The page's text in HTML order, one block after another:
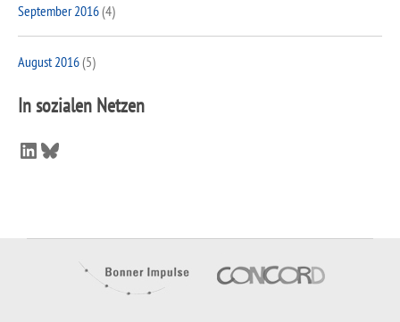
September 2016(4)
August 2016(5)
In sozialen Netzen
LinkedIn
Bluesky